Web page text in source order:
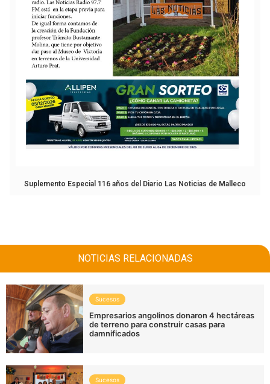
Suplemento Especial 116 años del Diario Las Noticias de Malleco
NOTICIAS RELACIONADAS
Sucesos
Empresarios angolinos donaron 4 hectáreas
de terreno para construir casas para
damnificados
Sucesos